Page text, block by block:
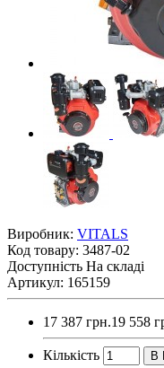
Виробник: VITALS
Код товару: 3487-02
Доступність На складі
Артикул: 165159
17 387 грн.19 558
Кількість В